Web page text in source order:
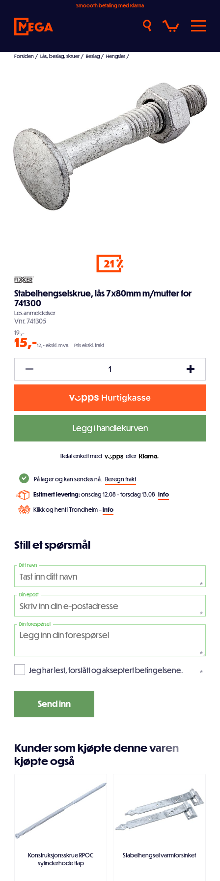
Smoooth betaling med Klarna
Forsiden / Lås, beslag, skruer / Beslag / Hengsler /
21
Stabelhengselskrue, lås 7x80mm m/mutter for
741300
Lesanmeldelser
Vnr.741305
19,-
15,-12,- ekskl. mva. Pris ekskl. frakt
Legg i handlekurven
Betal enkelt med eller
På lager og kan sendes nå. Beregn frakt
Estimert levering:onsdag 12.08 - torsdag 13.08 info
Klikk og hent i Trondheim –info
Still et spørsmål
Ditt navn
*
Din epost
*
Din forespørsel
*
Jeg har lest, forstått og akseptert betingelsene. *
Kunder som kjøpte denne varen
kjøpte også
Konstruksjonsskrue RPOC
sylinderhode ttap
Stabelhengsel varmforsinket